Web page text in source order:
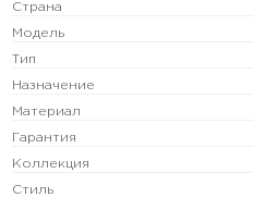
Страна
Модель
Тип
Назначение
Материал
Гарантия
Коллекция
Стиль